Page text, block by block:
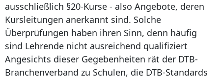
ausschließlich §20-Kurse - also Angebote, deren
Kursleitungen anerkannt sind. Solche
Überprüfungen haben ihren Sinn, denn häufig
sind Lehrende nicht ausreichend qualifiziert
Angesichts dieser Gegebenheiten rät der DTB-
Branchenverband zu Schulen, die DTB-Standards